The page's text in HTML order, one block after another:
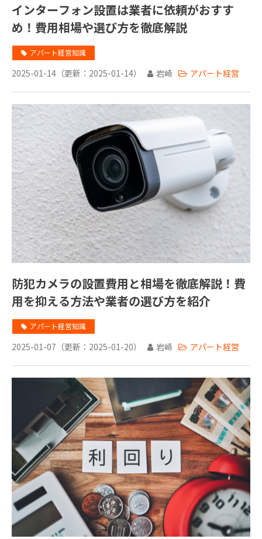
インターフォン設置は業者に依頼がおすす
め！費用相場や選び方を徹底解説
アパート経営知識
2025-01-14 （更新： 2025-01-14） 岩崎 アパート経営
防犯カメラの設置費用と相場を徹底解説！費
用を抑える方法や業者の選び方を紹介
アパート経営知識
2025-01-07 （更新： 2025-01-20） 岩崎 アパート経営